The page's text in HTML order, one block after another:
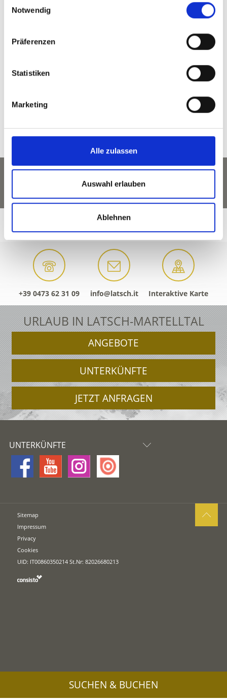
Notwendig
Präferenzen
Statistiken
Marketing
Alle zulassen
Auswahl erlauben
Ablehnen
zurück zu den Top Events
WAR DER INHALT FÜR SIE HILFREICH?
Ja
+39 0473 62 31 09 info@latsch.it Interaktive Karte
URLAUB IN LATSCH-MARTELLTAL
ANGEBOTE
UNTERKÜNFTE
JETZT ANFRAGEN
UNTERKÜNFTE
Sitemap
Impressum
Privacy
Cookies
UID: IT00860350214 St.Nr: 82026680213
SUCHEN & BUCHEN